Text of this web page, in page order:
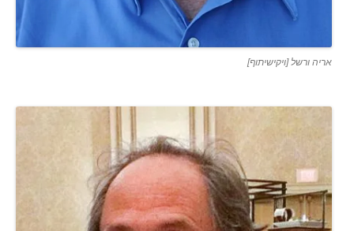
אריה ורשל [ויקישיתוף]